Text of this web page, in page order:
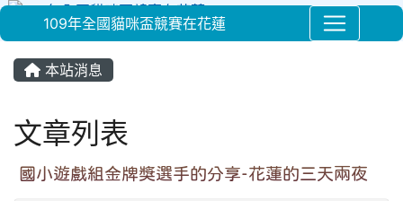
109年全國貓咪盃競賽在花蓮
本站消息
文章列表
國小遊戲組金牌獎選手的分享-花蓮的三天兩夜